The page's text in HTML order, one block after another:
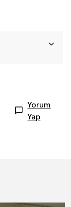
Yorum
Yap